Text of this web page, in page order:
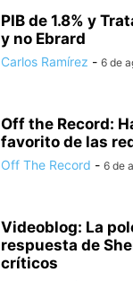
PIB de 1.8% y
y no Ebrard
Carlos Ramírez - 6 de
Off the Record:
favorito de las
Off The Record - 6 de
Videoblog: La
respuesta de
críticos